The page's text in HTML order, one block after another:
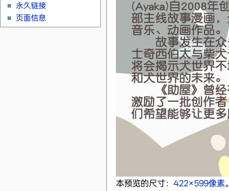
本预览的尺寸： 422×599像素
永久链接
页面信息